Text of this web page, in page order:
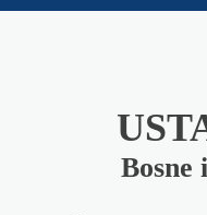
Bosne